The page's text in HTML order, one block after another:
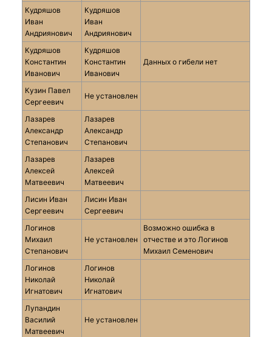
Кудряшов
Иван
Андриянович
Кудряшов
Иван
Андриянович
Кудряшов
Константин
Иванович
Кудряшов
Константин
Иванович
Данных о гибели нет
Кузин Павел
Сергеевич
Не установлен
Лазарев
Александр
Степанович
Лазарев
Александр
Степанович
Лазарев
Алексей
Матвеевич
Лазарев
Алексей
Матвеевич
Лисин Иван
Сергеевич
Лисин Иван
Сергеевич
Логинов
Михаил
Степанович
Не установлен
Возможно ошибка в
отчестве и это Логинов
Михаил Семенович
Логинов
Николай
Игнатович
Логинов
Николай
Игнатович
Лупандин
Василий
Матвеевич
Не установлен